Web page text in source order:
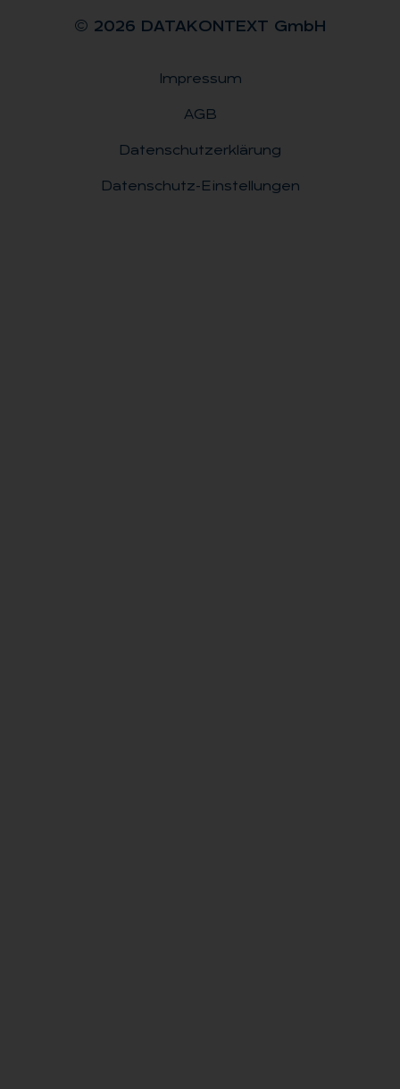
© 2026 DA­TA­KON­TEXT GmbH
Impressum
AGB
Datenschutzerklärung
Datenschutz-Einstellungen